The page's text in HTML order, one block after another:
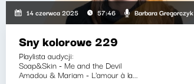
14 czerwca 2025 57:46 Barbara Gregorczyk
Sny kolorowe 229
Playlista audycji:
Soap&Skin - Me and the Devil
Amadou & Mariam - L'amour à la...